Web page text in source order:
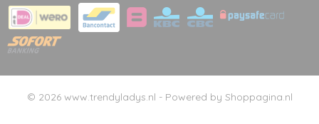
© 2026 www.trendyladys.nl - Powered by Shoppagina.nl